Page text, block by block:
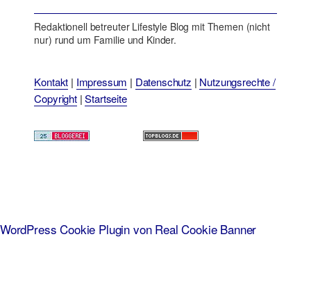
Redaktionell betreuter Lifestyle Blog mit Themen (nicht
nur) rund um Familie und Kinder.
Kontakt | Impressum | Datenschutz | Nutzungsrechte /
Copyright|Startseite
WordPress Cookie Plugin von Real Cookie Banner